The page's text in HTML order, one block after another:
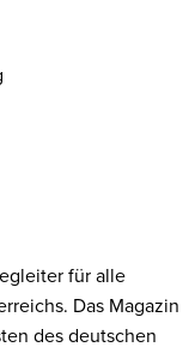
für alle
Das Magazin
des deutschen